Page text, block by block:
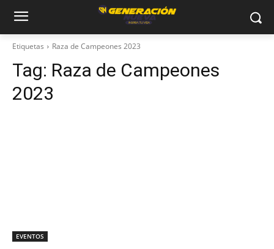
Etiquetas Raza de Campeones 2023
Tag: Raza de Campeones
2023
EVENTOS